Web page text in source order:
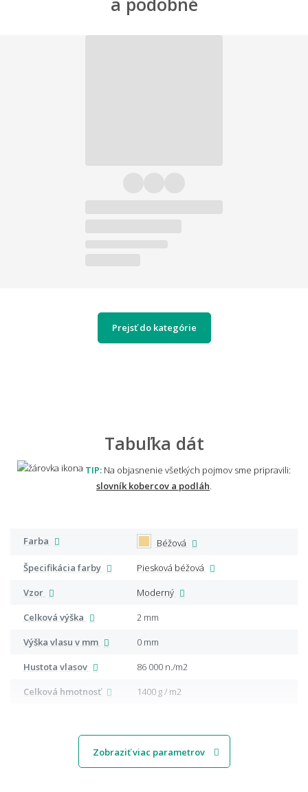
Prejsť do kategórie
Tabuľka dát
TIP: Na objasnenie všetkých pojmov sme pripravili:
slovník kobercov a podláh
Farba
Béžová
Špecifikácia farby
Piesková béžová
Vzor
Moderný
Celková výška
2 mm
Výška vlasu v mm
0 mm
Hustota vlasov
86 000 n./m2
Celková hmotnosť
1400 g / m2
Zobraziť viac parametrov